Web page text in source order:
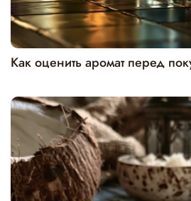
Как оценить аромат перед